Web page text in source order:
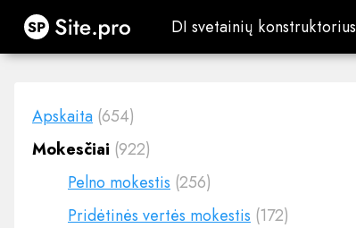
Site.pro DI svetainių konstruktorius
DI svetainių konstruktorius
Apskaita (654)
Mokesčiai (922)
Pelno mokestis (256)
Pridėtinės vertės mokestis (172)